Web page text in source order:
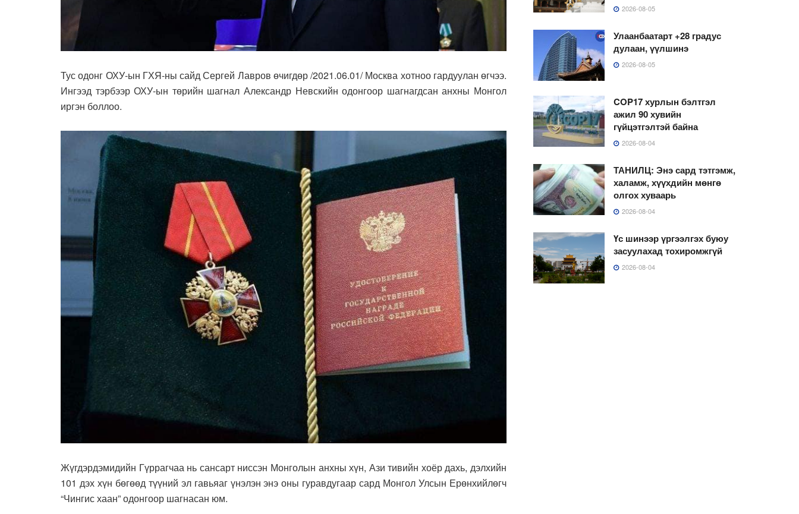
Тус одонг ОХУ-ын ГХЯ-ны сайд Сергей Лавров өчигдөр /2021.06.01/ Москва хотноо гардуулан өгчээ.
Ингээд тэрбээр ОХУ-ын төрийн шагнал Александр Невскийн одонгоор шагнагдсан анхны Монгол
иргэн боллоо.
Жүгдэрдэмидийн Гүррагчаа нь сансарт ниссэн Монголын анхны хүн, Ази тивийн хоёр дахь, дэлхийн
101 дэх хүн бөгөөд түүний эл гавьяаг үнэлэн энэ оны гуравдугаар сард Монгол Улсын Ерөнхийлөгч
“Чингис хаан” одонгоор шагнасан юм.
2026-08-05
Улаанбаатарт +28 градус
дулаан, үүлшинэ
2026-08-05
COP17 хурлын бэлтгэл
ажил 90 хувийн
гүйцэтгэлтэй байна
2026-08-04
ТАНИЛЦ: Энэ сард тэтгэмж,
халамж, хүүхдийн мөнгө
олгох хуваарь
2026-08-04
Үс шинээр үргээлгэх буюу
засуулахад тохиромжгүй
2026-08-04